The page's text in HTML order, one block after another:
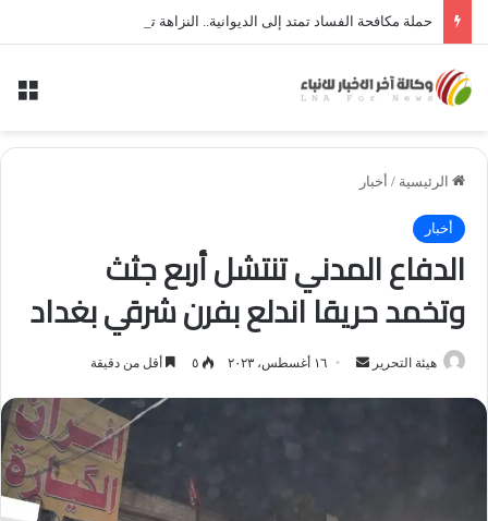
الرئيسية / أخبار
أخبار
الدفاع المدني تنتشل أربع جثث
وتخمد حريقا اندلع بفرن شرقي بغداد
هيئة التحرير
أرسل ١٦ أغسطس، ٢٠٢٣ ٥ أقل من دقيقة